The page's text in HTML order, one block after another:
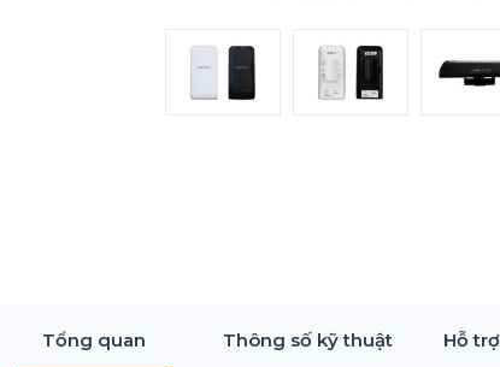
Tổng quan Thông số kỹ thuật Hỗ trợ